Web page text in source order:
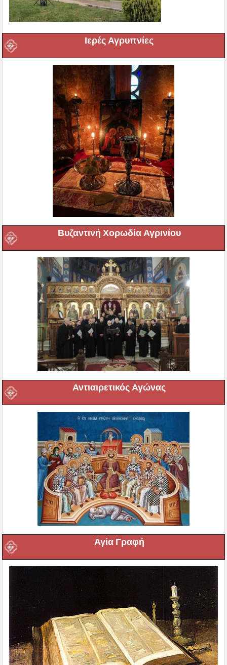
Ιερές Αγρυπνίες
Βυζαντινή Χορωδία Αγρινίου
Αντιαιρετικός Αγώνας
Αγία Γραφή